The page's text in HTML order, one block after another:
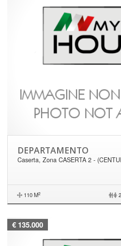
DEPARTAMENTO
Caserta, Zona CASERTA 2 -
110 M2 | 2
€ 135.000